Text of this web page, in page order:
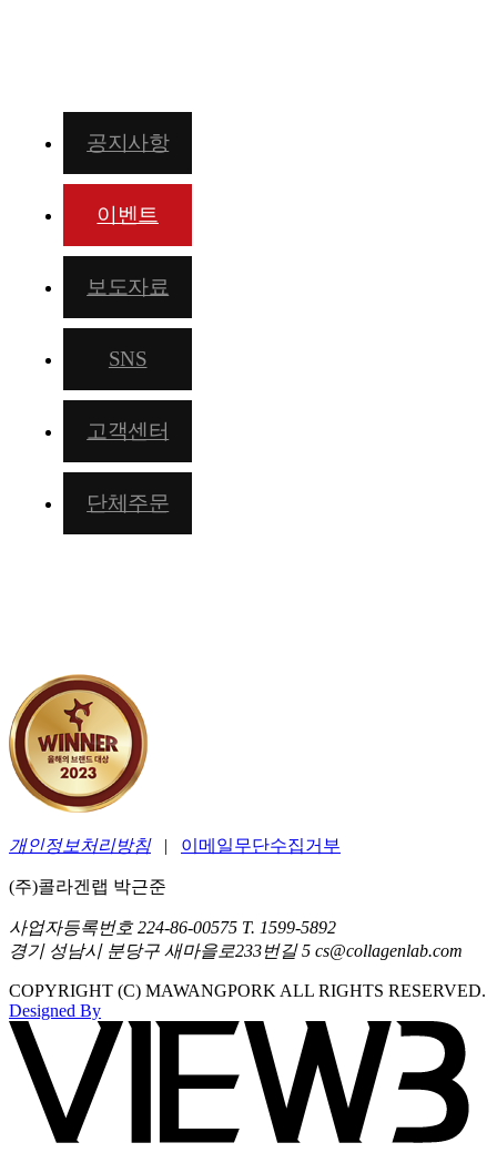
공지사항
이벤트
보도자료
SNS
고객센터
단체주문
개인정보처리방침 | 이메일무단수집거부
(주)콜라겐랩 박근준
사업자등록번호 224-86-00575 T. 1599-5892
경기 성남시 분당구 새마을로233번길 5 cs@collagenlab.com
COPYRIGHT (C) MAWANGPORK ALL RIGHTS RESERVED.
Designed By